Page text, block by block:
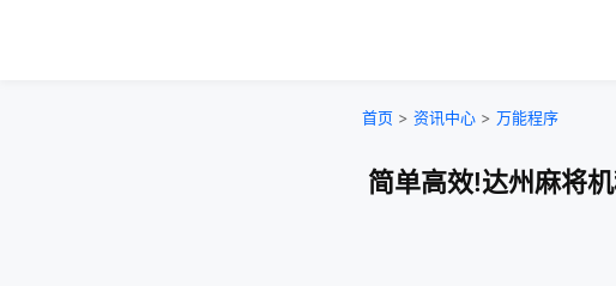
首页 > 资讯中心 > 万能程序
简单高效!达州麻将